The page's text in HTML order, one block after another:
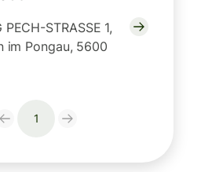
STRASSE 1,
im Pongau, 5600
1